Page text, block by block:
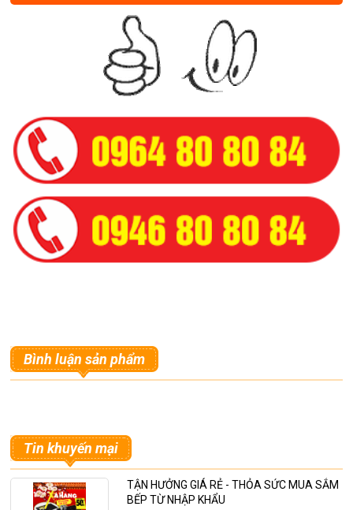
Bình luận sản phẩm
Tin khuyến mại
TẬN HƯỞNG GIÁ RẺ - THỎA SỨC MUA SẮM
BẾP TỪ NHẬP KHẨU